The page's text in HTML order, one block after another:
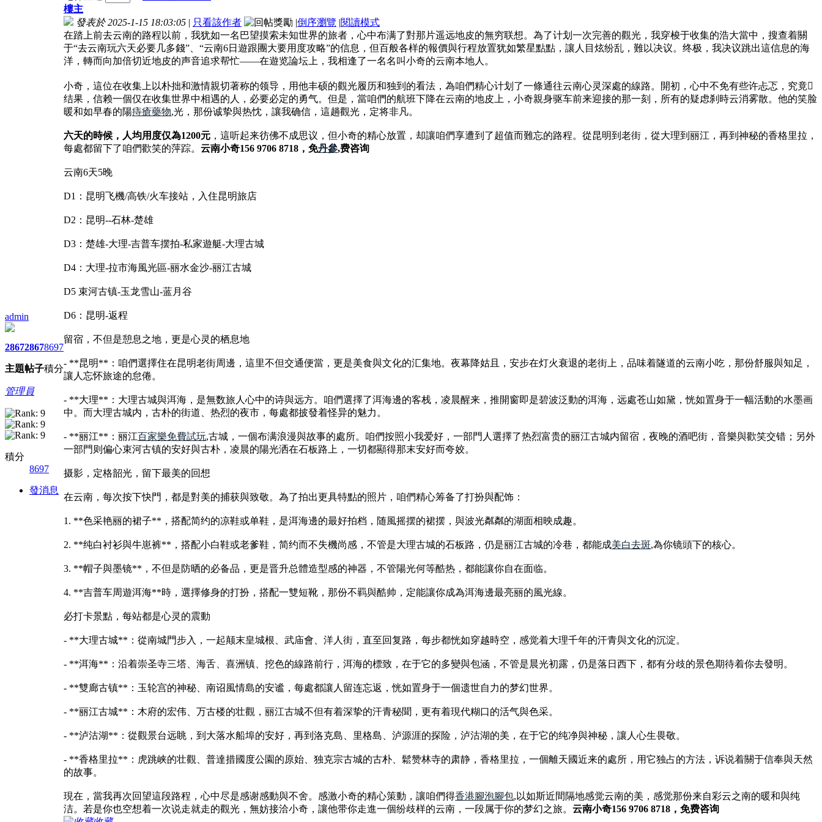
admin
2867
主題
2867
帖子
8697
積分
管理員
積分
8697
發消息
樓主
發表於 2025-1-15 18:03:05 | 只看該作者 |倒序瀏覽 |閱讀模式
在踏上前去云南的路程以前，我犹如一名巴望摸索未知世界的旅者，心中布满了對那片遥远地皮的無穷联想。為了计划一次完善的觀光，我穿梭于收集的浩大當中，搜查着關
于“去云南玩六天必要几多錢”、“云南6日遊跟團大要用度攻略”的信息，但百般各样的報價與行程放置犹如繁星點點，讓人目炫纷乱，難以决议。终极，我决议跳出這信息的海
洋，轉而向加倍切近地皮的声音追求帮忙——在遊览論坛上，我相逢了一名名叫小奇的云南本地人。
小奇，這位在收集上以朴拙和激情親切著称的领导，用他丰硕的觀光履历和独到的看法，為咱們精心计划了一條通往云南心灵深處的線路。開初，心中不免有些许忐忑，究竟
结果，信赖一個仅在收集世界中相遇的人，必要必定的勇气。但是，當咱們的航班下降在云南的地皮上，小奇親身驱车前来迎接的那一刻，所有的疑虑刹時云消雾散。他的笑脸
暖和如早春的陽痔瘡藥物,光，那份诚挚與热忱，讓我确信，這趟觀光，定将非凡。
六天的時候，人均用度仅為1200元 ，這听起来彷佛不成思议，但小奇的精心放置，却讓咱們享遭到了超值而難忘的路程。從昆明到老街，從大理到丽江，再到神秘的香格里拉，
每處都留下了咱們歡笑的萍踪。 云南小奇156 9706 8718，免丹參,费咨询
云南6天5晚
D1：昆明飞機/高铁/火车接站，入住昆明旅店
D2：昆明--石林-楚雄
D3：楚雄-大理-吉普车摆拍-私家遊艇-大理古城
D4：大理-拉市海風光區-丽水金沙-丽江古城
D5 束河古镇-玉龙雪山-蓝月谷
D6：昆明-返程
留宿，不但是憩息之地，更是心灵的栖息地
- **昆明**：咱們選擇住在昆明老街周邊，這里不但交通便當，更是美食與文化的汇集地。夜幕降姑且，安步在灯火衰退的老街上，品味着隧道的云南小吃，那份舒服與知足，
讓人忘怀旅途的怠倦。
- **大理**：大理古城與洱海，是無数旅人心中的诗與远方。咱們選擇了洱海邊的客栈，凌晨醒来，推開窗即是碧波泛動的洱海，远處苍山如黛，恍如置身于一幅活動的水墨画
中。而大理古城内，古朴的街道、热烈的夜市，每處都披發着怪异的魅力。
- **丽江**：丽江百家樂免費試玩,古城，一個布满浪漫與故事的處所。咱們按照小我爱好，一部門人選擇了热烈富贵的丽江古城内留宿，夜晚的酒吧街，音樂與歡笑交错；另外
一部門则偏心束河古镇的安好與古朴，凌晨的陽光洒在石板路上，一切都顯得那末安好而夸姣。
摄影，定格韶光，留下最美的回想
在云南，每次按下快門，都是對美的捕获與致敬。為了拍出更具特點的照片，咱們精心筹备了打扮與配饰：
1. **色采艳丽的裙子**，搭配简约的凉鞋或单鞋，是洱海邊的最好拍档，随風摇摆的裙摆，與波光粼粼的湖面相映成趣。
2. **纯白衬衫與牛崽裤**，搭配小白鞋或老爹鞋，简约而不失機尚感，不管是大理古城的石板路，仍是丽江古城的冷巷，都能成美白去斑,為你镜頭下的核心。
3. **帽子與墨镜**，不但是防晒的必备品，更是晋升总體造型感的神器，不管陽光何等酷热，都能讓你自在面临。
4. **吉普车周遊洱海**時，選擇修身的打扮，搭配一雙短靴，那份不羁與酷帅，定能讓你成為洱海邊最亮丽的風光線。
必打卡景點，每站都是心灵的震動
- **大理古城**：從南城門步入，一起颠末皇城根、武庙會、洋人街，直至回复路，每步都恍如穿越時空，感觉着大理千年的汗青與文化的沉淀。
- **洱海**：沿着崇圣寺三塔、海舌、喜洲镇、挖色的線路前行，洱海的標致，在于它的多變與包涵，不管是晨光初露，仍是落日西下，都有分歧的景色期待着你去發明。
- **雙廊古镇**：玉轮宫的神秘、南诏風情島的安谧，每處都讓人留连忘返，恍如置身于一個遗世自力的梦幻世界。
- **丽江古城**：木府的宏伟、万古楼的壮觀，丽江古城不但有着深挚的汗青秘聞，更有着現代糊口的活气與色采。
- **泸沽湖**：從觀景台远眺，到大落水船埠的安好，再到洛克島、里格島、泸源涯的探险，泸沽湖的美，在于它的纯净與神秘，讓人心生畏敬。
- **香格里拉**：虎跳峡的壮觀、普達措國度公園的原始、独克宗古城的古朴、鬆赞林寺的肃静，香格里拉，一個離天國近来的處所，用它独占的方法，诉说着關于信奉與天然
的故事。
現在，當我再次回望這段路程，心中尽是感谢感動與不舍。感激小奇的精心策動，讓咱們得香港腳泡腳包,以如斯近間隔地感觉云南的美，感觉那份来自彩云之南的暖和與纯
洁。若是你也空想着一次说走就走的觀光，無妨接洽小奇，讓他带你走進一個纷歧样的云南，一段属于你的梦幻之旅。 云南小奇156 9706 8718，免费咨询